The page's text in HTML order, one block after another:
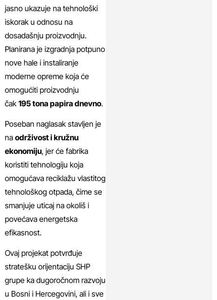
jasno ukazuje na tehnološki
iskorak u odnosu na
dosadašnju proizvodnju.
Planirana je izgradnja potpuno
nove hale i instaliranje
moderne opreme koja će
omogućiti proizvodnju
čak 195 tona papira dnevno.
Poseban naglasak stavljen je
na održivost i kružnu
ekonomiju, jer će fabrika
koristiti tehnologiju koja
omogućava reciklažu vlastitog
tehnološkog otpada, čime se
smanjuje uticaj na okoliš i
povećava energetska
efikasnost.
Ovaj projekat potvrđuje
stratešku orijentaciju SHP
grupe ka dugoročnom razvoju
u Bosni i Hercegovini, ali i sve